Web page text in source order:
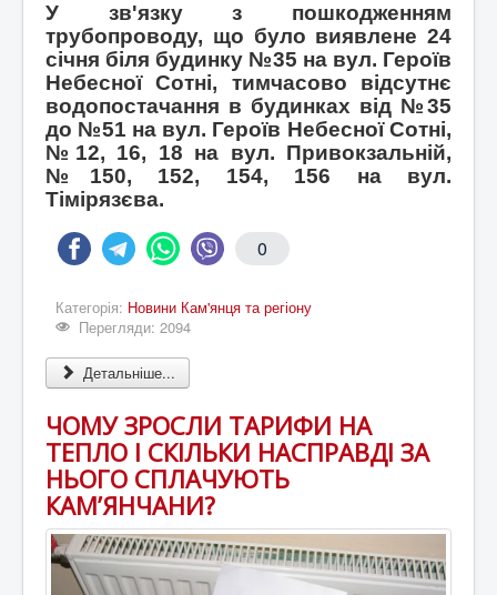
У зв'язку з пошкодженням
трубопроводу, що було виявлене 24
січня біля будинку №35 на вул. Героїв
Небесної Сотні, тимчасово відсутнє
водопостачання в будинках від №35
до №51 на вул. Героїв Небесної Сотні,
№12, 16, 18 на вул. Привокзальній,
№150, 152, 154, 156 на вул.
Тімірязєва.
0
Категорія: Новини Кам'янця та регіону
Перегляди: 2094
Детальніше...
ЧОМУ ЗРОСЛИ ТАРИФИ НА
ТЕПЛО І СКІЛЬКИ НАСПРАВДІ ЗА
НЬОГО СПЛАЧУЮТЬ
КАМ’ЯНЧАНИ?